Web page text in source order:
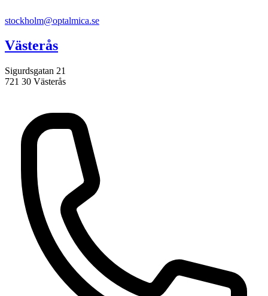
stockholm@optalmica.se
Västerås
Sigurdsgatan 21
721 30 Västerås